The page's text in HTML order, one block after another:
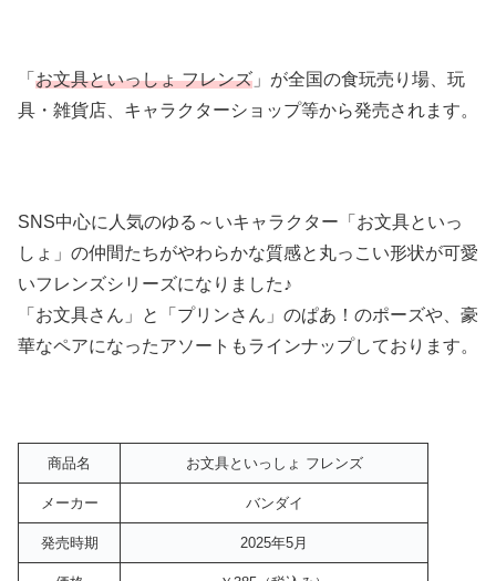
「 お文具といっしょ フレンズ 」が全国の食玩売り場、玩
具・雑貨店、キャラクターショップ等から発売されます。
SNS中心に人気のゆる～いキャラクター「お文具といっ
しょ」の仲間たちがやわらかな質感と丸っこい形状が可愛
いフレンズシリーズになりました♪
「お文具さん」と「プリンさん」のぱあ！のポーズや、豪
華なペアになったアソートもラインナップしております。
商品名 お文具といっしょ フレンズ
メーカー バンダイ
発売時期 2025年5月